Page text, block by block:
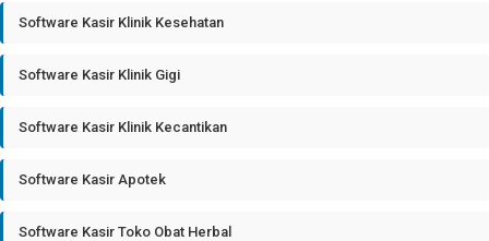
Software Kasir Klinik Kesehatan
Software Kasir Klinik Gigi
Software Kasir Klinik Kecantikan
Software Kasir Apotek
Software Kasir Toko Obat Herbal